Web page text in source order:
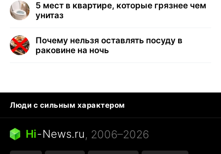
5 мест в квартире, которые грязнее чем
унитаз
Почему нельзя оставлять посуду в
раковине на ночь
Люди с сильным характером
Кошка писает на кровать
Тунцы в океанариуме
Ядовитые пауки России
Города в ядерной войне
Открытие в Google Maps
Hi-News.ru, 2006–2026